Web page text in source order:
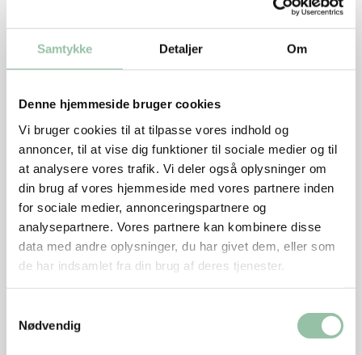
Samtykke Detaljer Om
Denne hjemmeside bruger cookies
Vi bruger cookies til at tilpasse vores indhold og
annoncer, til at vise dig funktioner til sociale medier og til
at analysere vores trafik. Vi deler også oplysninger om
din brug af vores hjemmeside med vores partnere inden
for sociale medier, annonceringspartnere og
analysepartnere. Vores partnere kan kombinere disse
data med andre oplysninger, du har givet dem, eller som
de har indsamlet fra din brug af deres tjenester.
Nødvendig
peber.
Dup kødet tørt med køkkenrulle.
Krydr med salt og peber og brun det på en pande
i olie.
Steg kødet færdigt i ovnen ved 200 grader i 1½-2
timer med 1 dl vand.
Tag kødet ud af ovnen.
Saute, fortsat